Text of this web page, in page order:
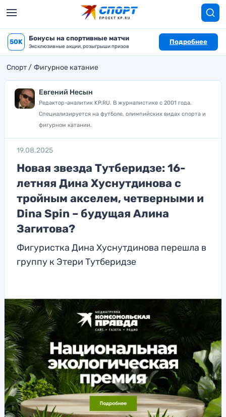
50K Бонусы на спортивные матчи
Эксклюзивные акции, розыгрыши призов
Подробнее
Спорт Фигурное катание
Евгений Несын
Редактор-аналитик KP.RU. В журналистике с 2001 года.
Специализируется на футболе, олимпийских видах спорта и
фигурном катании.
19.08.2025
Новая звезда Тутберидзе: 16-
летняя Дина Хуснутдинова с
тройным акселем, четверными и
Dina Spin – будущая Алина
Загитова?
Фигуристка Дина Хуснутдинова перешла в
группу к Этери Тутберидзе